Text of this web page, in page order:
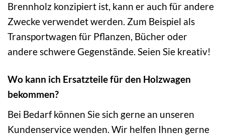
Brennholz konzipiert ist, kann er auch für andere
Zwecke verwendet werden. Zum Beispiel als
Transportwagen für Pflanzen, Bücher oder
andere schwere Gegenstände. Seien Sie kreativ!
Wo kann ich Ersatzteile für den Holzwagen
bekommen?
Bei Bedarf können Sie sich gerne an unseren
Kundenservice wenden. Wir helfen Ihnen gerne